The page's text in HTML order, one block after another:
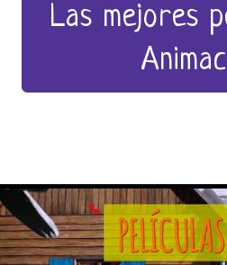
Las mejores